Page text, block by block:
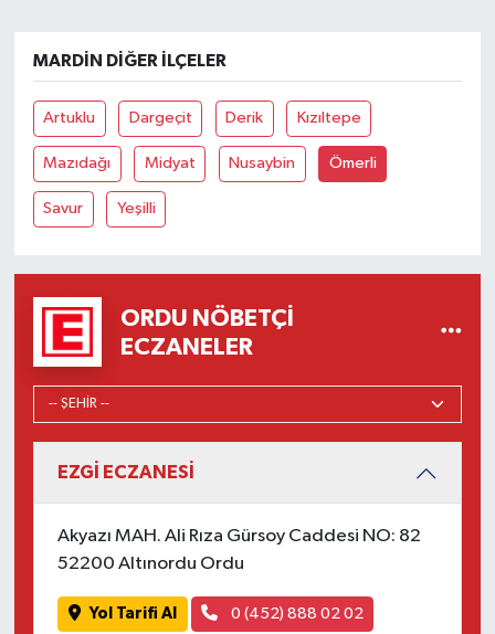
MARDIN DIĞER İLÇELER
Artuklu Dargeçit Derik Kızıltepe
Mazıdağı Midyat Nusaybin Ömerli
Savur Yeşilli
ORDU NÖBETÇI
ECZANELER
EZGİ ECZANESİ
Akyazı MAH. Ali Rıza Gürsoy Caddesi NO: 82
52200 Altınordu Ordu
Yol Tarifi Al 0 (452) 888 02 02
YAŞAM